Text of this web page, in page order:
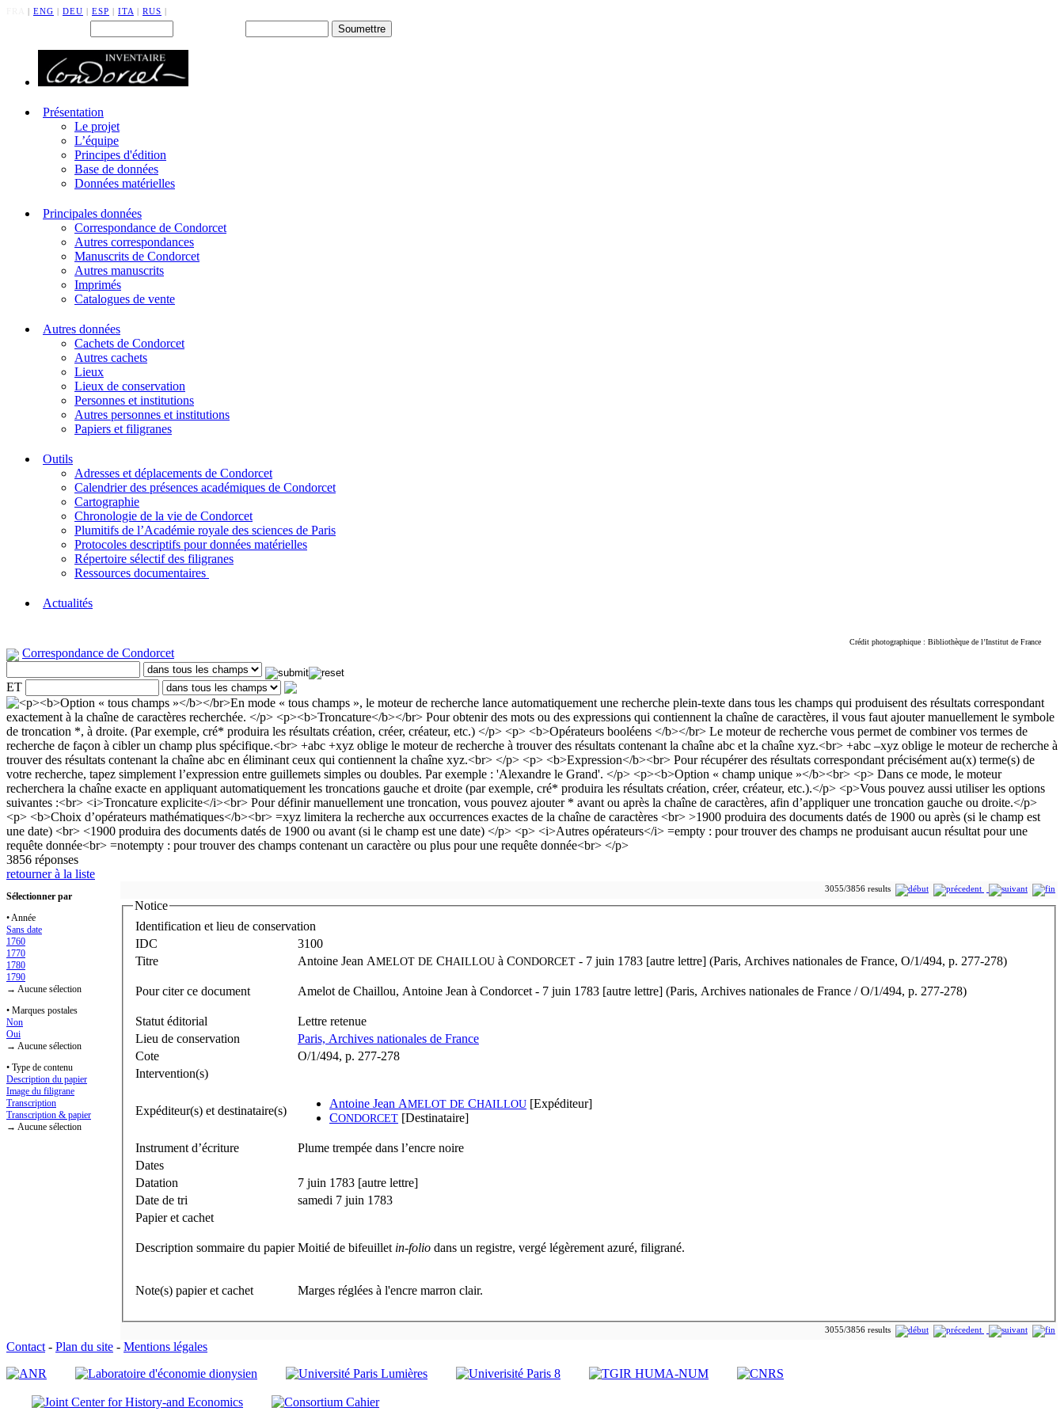
| ENG | DEU | ESP | ITA | RUS |
Présentation
Le projet
L’équipe
Principes d'édition
Base de données
Données matérielles
Principales données
Correspondance de Condorcet
Autres correspondances
Manuscrits de Condorcet
Autres manuscrits
Imprimés
Catalogues de vente
Autres données
Cachets de Condorcet
Autres cachets
Lieux
Lieux de conservation
Personnes et institutions
Autres personnes et institutions
Papiers et filigranes
Outils
Adresses et déplacements de Condorcet
Calendrier des présences académiques de Condorcet
Cartographie
Chronologie de la vie de Condorcet
Plumitifs de l’Académie royale des sciences de Paris
Protocoles descriptifs pour données matérielles
Répertoire sélectif des filigranes
Ressources documentaires
Actualités
Crédit photographique : Bibliothèque de l’Institut de France
Correspondance de Condorcet
ET
3856 réponses
retourner à la liste
Sélectionner par
• Année
Sans date
1760
1770
1780
1790
→ Aucune sélection
• Marques postales
Non
Oui
→ Aucune sélection
• Type de contenu
Description du papier
Image du filigrane
Transcription
Transcription & papier
→ Aucune sélection
3055/3856 results
Notice
Identification et lieu de conservation
IDC
3100
Titre
Antoine Jean AMELOT DE CHAILLOU à CONDORCET - 7 juin 1783 [autre lettre] (Paris, Archives nationales de France, O/1/494, p. 277-278)
Pour citer ce document Amelot de Chaillou, Antoine Jean à Condorcet - 7 juin 1783 [autre lettre] (Paris, Archives nationales de France / O/1/494, p. 277-278)
Statut éditorial
Lettre retenue
Lieu de conservation
Paris, Archives nationales de France
Cote
O/1/494, p. 277-278
Intervention(s)
Expéditeur(s) et destinataire(s)
Antoine Jean AMELOT DE CHAILLOU [Expéditeur]
CONDORCET [Destinataire]
Instrument d’écriture
Plume trempée dans l’encre noire
Dates
Datation
7 juin 1783 [autre lettre]
Date de tri
samedi 7 juin 1783
Papier et cachet
Description sommaire du papier Moitié de bifeuillet in-folio dans un registre, vergé légèrement azuré, filigrané.
Note(s) papier et cachet Marges réglées à l'encre marron clair.
3055/3856 results
Contact - Plan du site - Mentions légales